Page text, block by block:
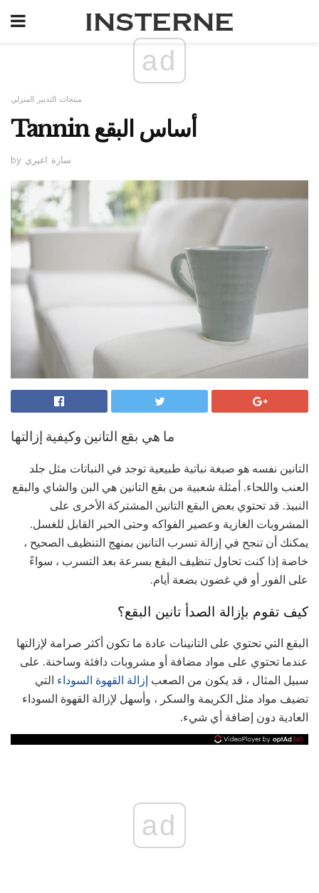
ad
منتجات التدبير المنزلي
Tannin أساس البقع
by سارة اغيري
ما هي بقع التانين وكيفية إزالتها
التانين نفسه هو صبغة نباتية طبيعية توجد في النباتات مثل جلد
العنب واللحاء. أمثلة شعبية من بقع التانين هي البن والشاي والبقع
النبيذ. قد تحتوي بعض البقع التانين المشتركة الأخرى على
المشروبات الغازية وعصير الفواكه وحتى الحبر القابل للغسل.
يمكنك أن تنجح في إزالة تسرب التانين بمنهج التنظيف الصحيح ،
خاصة إذا كنت تحاول تنظيف البقع بسرعة بعد التسرب ، سواءً
على الفور أو في غضون بضعة أيام.
كيف تقوم بإزالة الصدأ تانين البقع؟
البقع التي تحتوي على التانينات عادة ما تكون أكثر صرامة لإزالتها
عندما تحتوي على مواد مضافة أو مشروبات دافئة وساخنة. على
سبيل المثال ، قد يكون من الصعب إزالة القهوة السوداء التي
تضيف مواد مثل الكريمة والسكر ، وأسهل لإزالة القهوة السوداء
العادية دون إضافة أي شيء.
ad